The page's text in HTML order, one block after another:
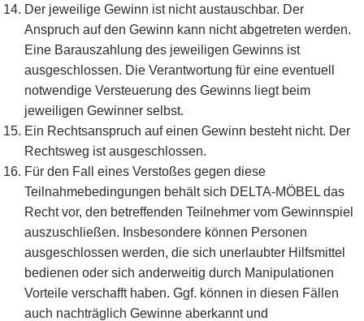
Der jeweilige Gewinn ist nicht austauschbar. Der
Anspruch auf den Gewinn kann nicht abgetreten werden.
Eine Barauszahlung des jeweiligen Gewinns ist
ausgeschlossen. Die Verantwortung für eine eventuell
notwendige Versteuerung des Gewinns liegt beim
jeweiligen Gewinner selbst.
Ein Rechtsanspruch auf einen Gewinn besteht nicht. Der
Rechtsweg ist ausgeschlossen.
Für den Fall eines Verstoßes gegen diese
Teilnahmebedingungen behält sich DELTA-MÖBEL das
Recht vor, den betreffenden Teilnehmer vom Gewinnspiel
auszuschließen. Insbesondere können Personen
ausgeschlossen werden, die sich unerlaubter Hilfsmittel
bedienen oder sich anderweitig durch Manipulationen
Vorteile verschafft haben. Ggf. können in diesen Fällen
auch nachträglich Gewinne aberkannt und